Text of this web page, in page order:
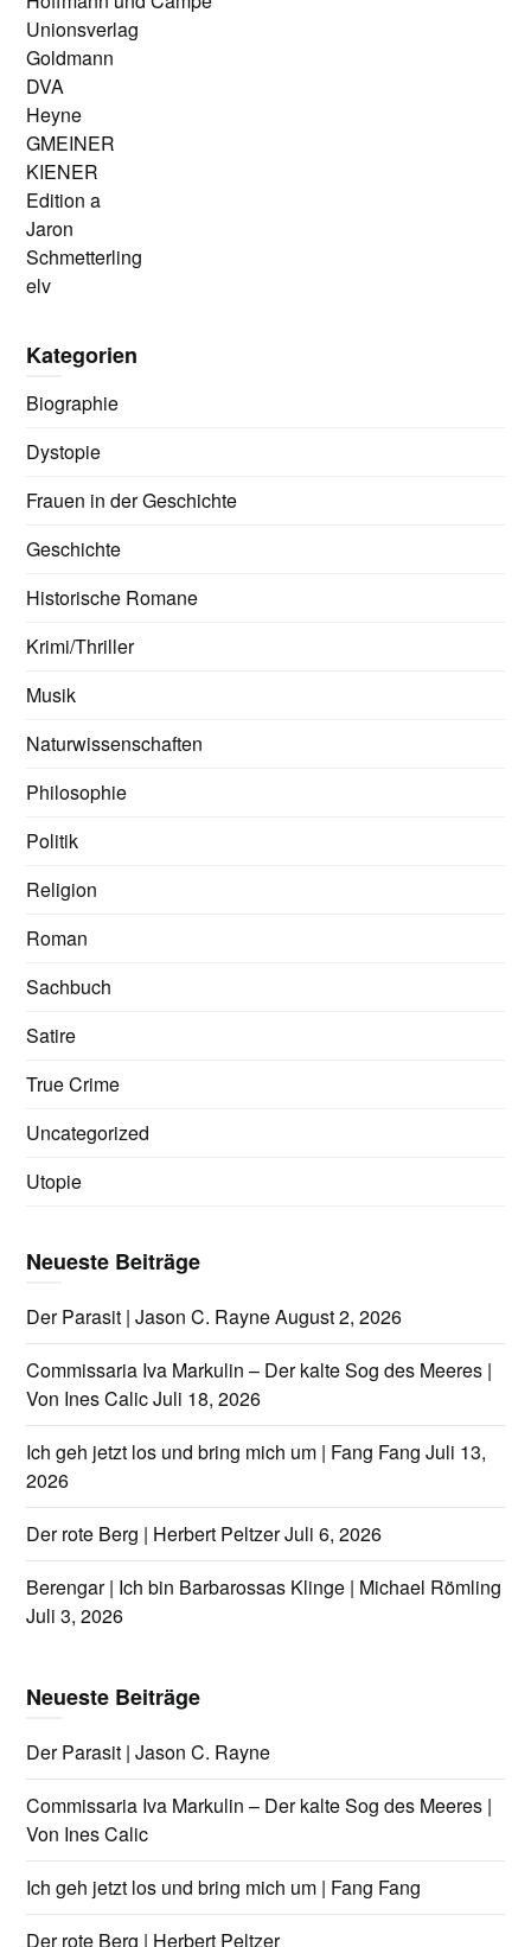
Unionsverlag
Goldmann
DVA
Heyne
GMEINER
KIENER
Edition a
Jaron
Schmetterling
elv
Kategorien
Biographie
Dystopie
Frauen in der Geschichte
Geschichte
Historische Romane
Krimi/Thriller
Musik
Naturwissenschaften
Philosophie
Politik
Religion
Roman
Sachbuch
Satire
True Crime
Uncategorized
Utopie
Neueste Beiträge
Der Parasit | Jason C. RayneAugust 2, 2026
Commissaria Iva Markulin – Der kalte Sog des Meeres |
Von Ines CalicJuli 18, 2026
Ich geh jetzt los und bring mich um | Fang Fang Juli 13,
2026
Der rote Berg | Herbert PeltzerJuli 6, 2026
Berengar | Ich bin Barbarossas Klinge | Michael Römling
Juli 3, 2026
Neueste Beiträge
Der Parasit | Jason C. Rayne
Commissaria Iva Markulin – Der kalte Sog des Meeres |
Von Ines Calic
Ich geh jetzt los und bring mich um | Fang Fang
Der rote Berg | Herbert Peltzer